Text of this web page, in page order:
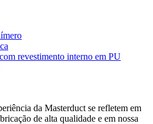
revestimento interno em PU
da Masterduct se refletem em
de alta qualidade e em nossa